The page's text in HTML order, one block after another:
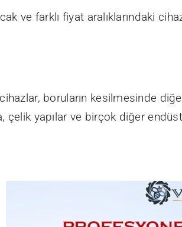
ve farklı fiyat aralıklarındaki
boruların kesilmesinde
yapılar ve birçok diğer